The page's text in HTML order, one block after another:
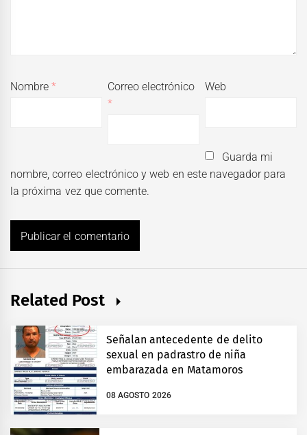
Nombre*
Correo electrónico
*
Web
Guarda mi
nombre, correo electrónico y web en este navegador para
la próxima vez que comente.
Related Post
Señalan antecedente de delito
sexual en padrastro de niña
embarazada en Matamoros
08 AGOSTO 2026